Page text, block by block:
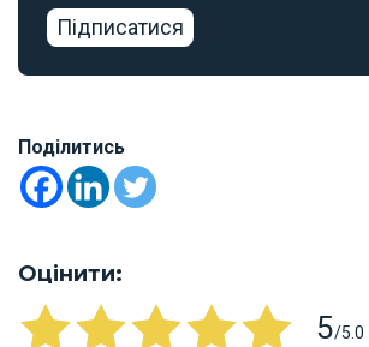
Підписатися
Поділитись
Оцінити:
5/5.0